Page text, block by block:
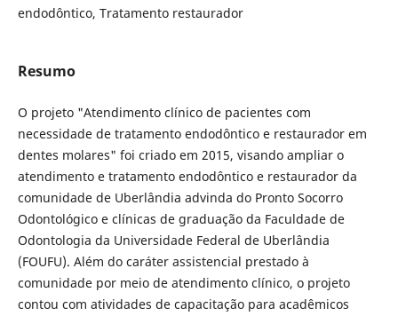
endodôntico, Tratamento restaurador
Resumo
O projeto "Atendimento clínico de pacientes com
necessidade de tratamento endodôntico e restaurador em
dentes molares" foi criado em 2015, visando ampliar o
atendimento e tratamento endodôntico e restaurador da
comunidade de Uberlândia advinda do Pronto Socorro
Odontológico e clínicas de graduação da Faculdade de
Odontologia da Universidade Federal de Uberlândia
(FOUFU). Além do caráter assistencial prestado à
comunidade por meio de atendimento clínico, o projeto
contou com atividades de capacitação para acadêmicos